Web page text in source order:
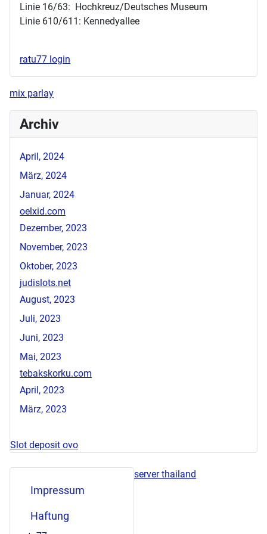
Linie 16/63: Hochkreuz/Deutsches Museum
Linie 610/611: Kennedyallee
ratu77 login
mix parlay
Archiv
April, 2024
März, 2024
Januar, 2024
oelxid.com
Dezember, 2023
November, 2023
Oktober, 2023
judislots.net
August, 2023
Juli, 2023
Juni, 2023
Mai, 2023
tebakskorku.com
April, 2023
März, 2023
Slot deposit ovo
Impressum
Haftung
server thailand